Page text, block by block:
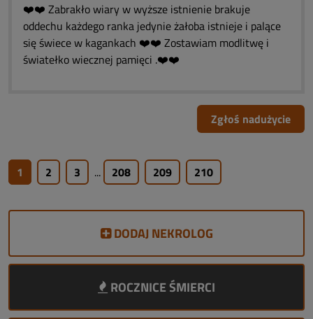
❤️❤️ Zabrakło wiary w wyższe istnienie brakuje
oddechu każdego ranka jedynie żałoba istnieje i palące
się świece w kagankach ❤️❤️ Zostawiam modlitwę i
światełko wiecznej pamięci .❤️❤️
Zgłoś nadużycie
1 2 3 ... 208 209 210
DODAJ NEKROLOG
ROCZNICE ŚMIERCI